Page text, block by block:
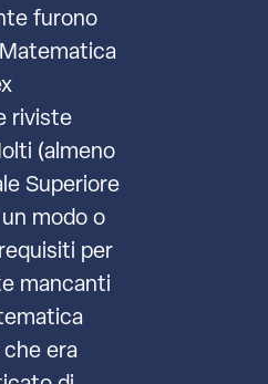
furono
riviste
(almeno
Superiore
modo o
per
mancanti
era